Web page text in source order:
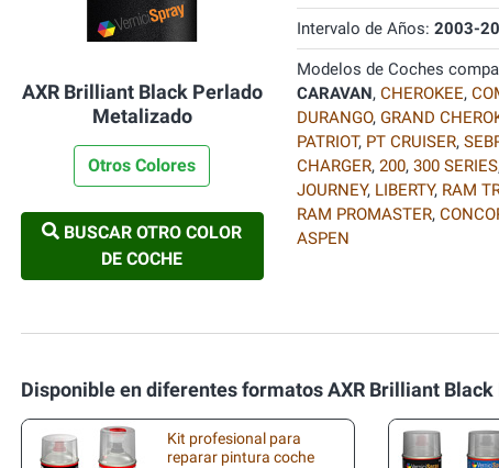
AXR Brilliant Black Perlado
Metalizado
Otros Colores
BUSCAR OTRO COLOR
DE COCHE
Intervalo de Años: 2003-
Modelos de Coches
CARAVAN, CHEROKEE,
DURANGO, GRAND
PATRIOT, PT CRUISER,
CHARGER, 200, 300 SERIES
JOURNEY, LIBERTY, RAM
RAM PROMASTER,
ASPEN
Disponible en diferentes formatos AXR Brilliant
Kit profesional para
reparar pintura coche